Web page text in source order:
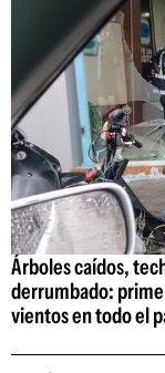
Árboles caídos,
derrumbado:
vientos en todo el